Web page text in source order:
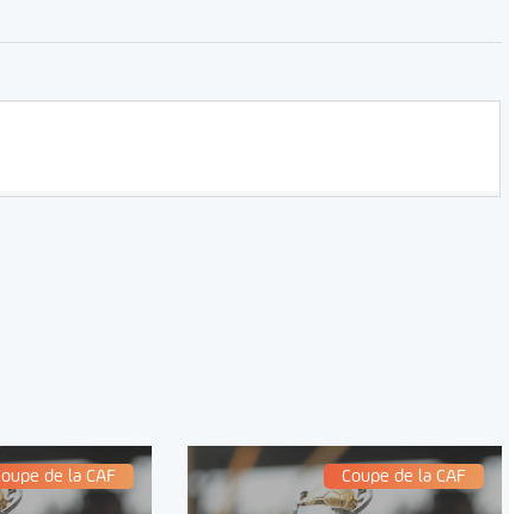
de la CAF Coupe de la CAF